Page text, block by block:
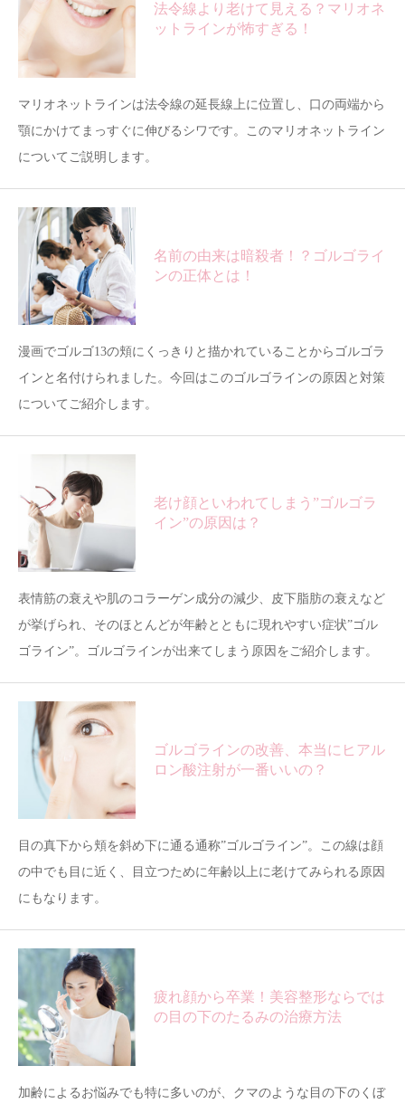
法令線より老けて見える？マリオネ
ットラインが怖すぎる！
マリオネットラインは法令線の延長線上に位置し、口の両端から
顎にかけてまっすぐに伸びるシワです。このマリオネットライン
についてご説明します。
名前の由来は暗殺者！？ゴルゴライ
ンの正体とは！
漫画でゴルゴ13の頬にくっきりと描かれていることからゴルゴラ
インと名付けられました。今回はこのゴルゴラインの原因と対策
についてご紹介します。
老け顔といわれてしまう”ゴルゴラ
イン”の原因は？
表情筋の衰えや肌のコラーゲン成分の減少、皮下脂肪の衰えなど
が挙げられ、そのほとんどが年齢とともに現れやすい症状”ゴル
ゴライン”。ゴルゴラインが出来てしまう原因をご紹介します。
ゴルゴラインの改善、本当にヒアル
ロン酸注射が一番いいの？
目の真下から頬を斜め下に通る通称”ゴルゴライン”。この線は顔
の中でも目に近く、目立つために年齢以上に老けてみられる原因
にもなります。
疲れ顔から卒業！美容整形ならでは
の目の下のたるみの治療方法
加齢によるお悩みでも特に多いのが、クマのような目の下のくぼ